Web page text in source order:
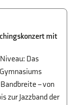
mit
Das
– von
zur Jazzband der